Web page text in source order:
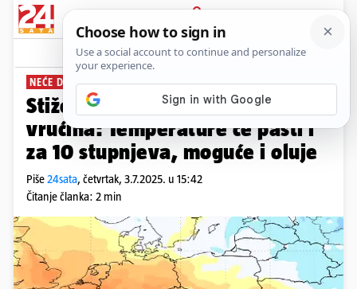
PRIJAVA
News Komentari
NEĆE DUGO POTRAJATI
Stiže kratki predah od velikih
vrućina: Temperature će pasti i
za 10 stupnjeva, moguće i oluje
Piše24sata, četvrtak, 3.7.2025. u 15:42
Čitanje članka: 2 min